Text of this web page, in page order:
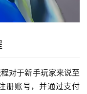
对于新手玩家来说至
册账号，并通过支付